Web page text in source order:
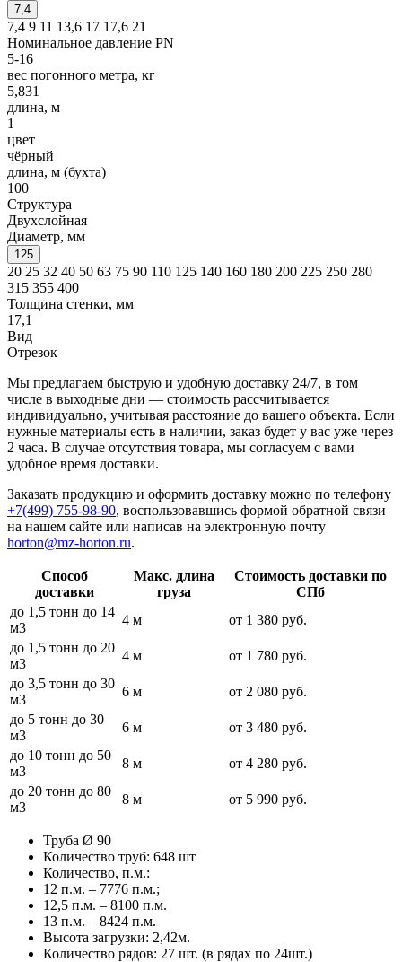
7,4
7,4 9 11 13,6 17 17,6 21
Номинальное давление PN
5-16
вес погонного метра, кг
5,831
длина, м
1
цвет
чёрный
длина, м (бухта)
100
Структура
Двухслойная
Диаметр, мм
125
20 25 32 40 50 63 75 90 110 125 140 160 180 200 225 250 280
315 355 400
Толщина стенки, мм
17,1
Вид
Отрезок
Мы предлагаем быструю и удобную доставку 24/7, в том
числе в выходные дни — стоимость рассчитывается
индивидуально, учитывая расстояние до вашего объекта. Если
нужные материалы есть в наличии, заказ будет у вас уже через
2 часа. В случае отсутствия товара, мы согласуем с вами
удобное время доставки.
Заказать продукцию и оформить доставку можно по телефону
+7(499) 755-98-90, воспользовавшись формой обратной связи
на нашем сайте или написав на электронную почту
horton@mz-horton.ru.
Способ
доставки
Макс. длина
груза
Стоимость доставки по
СПб
до 1,5 тонн до 14
м3
4 м
от 1 380 руб.
до 1,5 тонн до 20
м3
4 м
от 1 780 руб.
до 3,5 тонн до 30
м3
6 м
от 2 080 руб.
до 5 тонн до 30
м3
6 м
от 3 480 руб.
до 10 тонн до 50
м3
8 м
от 4 280 руб.
до 20 тонн до 80
м3
8 м от 5 990 руб.
Труба Ø 90
Количество труб: 648 шт
Количество, п.м.:
12 п.м. – 7776 п.м.;
12,5 п.м. – 8100 п.м.
13 п.м. – 8424 п.м.
Высота загрузки: 2,42м.
Количество рядов: 27 шт. (в рядах по 24шт.)